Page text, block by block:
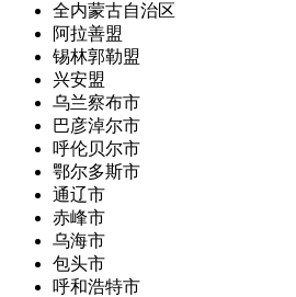
全内蒙古自治区
阿拉善盟
锡林郭勒盟
兴安盟
乌兰察布市
巴彦淖尔市
呼伦贝尔市
鄂尔多斯市
通辽市
赤峰市
乌海市
包头市
呼和浩特市